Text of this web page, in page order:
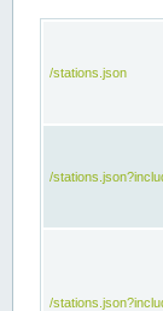
/stations.json
/
/